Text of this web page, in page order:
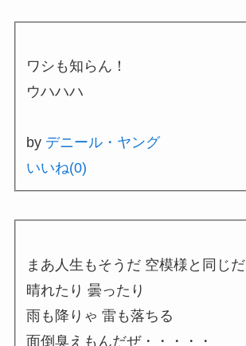
ワシも知らん！
ウハハハ
by デニール・ヤング
いいね(0)
まあ人生もそうだ 空模様と同じだ
晴れたり 曇ったり
雨も降りゃ 雷も落ちる
面倒臭えもんだぜ・・・・・